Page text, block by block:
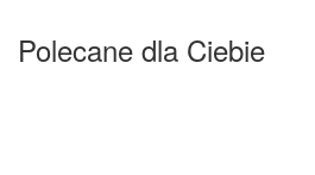
Polecane dla Ciebie